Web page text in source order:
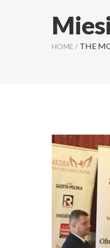
HOME / THE